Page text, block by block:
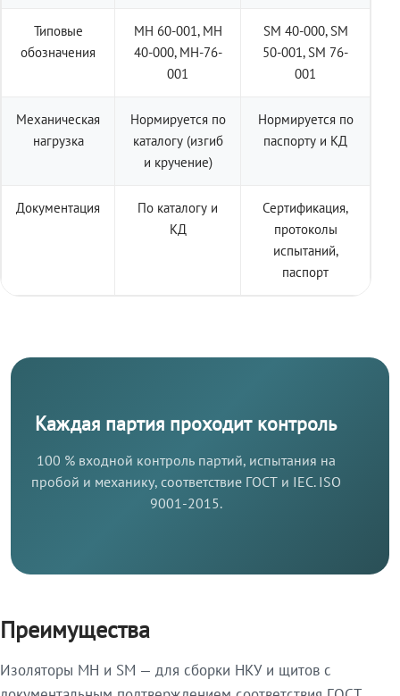
Типовые
обозначения
МН 60-001, МН
40-000, МН-76-
001
SM 40-000, SM
50-001, SM 76-
001
Механическая
нагрузка
Нормируется по
каталогу (изгиб
и кручение)
Нормируется по
паспорту и КД
Документация
По каталогу и
КД
Сертификация,
протоколы
испытаний,
паспорт
Каждая партия проходит контроль
100 % входной контроль партий, испытания на
пробой и механику, соответствие ГОСТ и IEC. ISO
9001-2015.
Преимущества
Изоляторы МН и SM — для сборки НКУ и щитов с